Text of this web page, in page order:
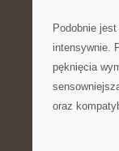
Podobnie
intensywnie.
pęknięcia
oraz